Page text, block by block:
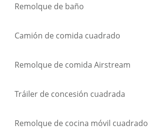
Remolque de baño
Camión de comida cuadrado
Remolque de comida Airstream
Tráiler de concesión cuadrada
Remolque de cocina móvil cuadrado